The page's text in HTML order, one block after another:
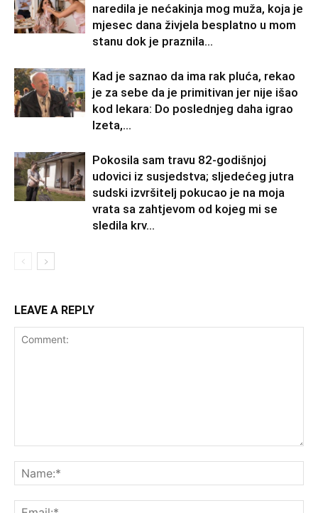
naredila je nećakinja mog muža, koja je
mjesec dana živjela besplatno u mom
stanu dok je praznila...
Kad je saznao da ima rak pluća, rekao
je za sebe da je primitivan jer nije išao
kod lekara: Do poslednjeg daha igrao
Izeta,...
Pokosila sam travu 82-godišnjoj
udovici iz susjedstva; sljedećeg jutra
sudski izvršitelj pokucao je na moja
vrata sa zahtjevom od kojeg mi se
sledila krv...
LEAVE A REPLY